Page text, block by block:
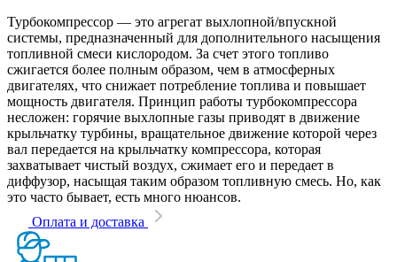
Турбокомпрессор — это агрегат выхлопной/впускной
системы, предназначенный для дополнительного насыщения
топливной смеси кислородом. За счет этого топливо
сжигается более полным образом, чем в атмосферных
двигателях, что снижает потребление топлива и повышает
мощность двигателя. Принцип работы турбокомпрессора
несложен: горячие выхлопные газы приводят в движение
крыльчатку турбины, вращательное движение которой через
вал передается на крыльчатку компрессора, которая
захватывает чистый воздух, сжимает его и передает в
диффузор, насыщая таким образом топливную смесь. Но, как
это часто бывает, есть много нюансов.
Оплата и доставка